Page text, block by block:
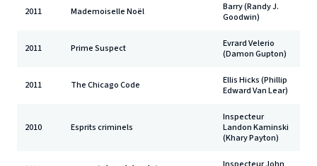
2011 Mademoiselle Noël
Barry (Randy J.
Goodwin)
2011 Prime Suspect
Evrard Velerio
(Damon Gupton)
2011 The Chicago Code
Ellis Hicks (Phillip
Edward Van Lear)
2010 Esprits criminels
Inspecteur
Landon Kaminski
(Khary Payton)